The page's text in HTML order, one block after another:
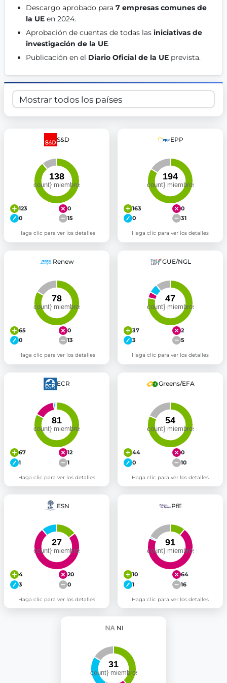
Get Involved
Become a member:Join us to advance digital democracy
Volunteer:
Contribute your skills in technology, design,
Support democracy:Help us strengthen accountability
Descargo aprobado para 7 empresas comunes de
la UE en 2024.
Aprobación de cuentas de todas las iniciativas de
investigación de la UE.
Publicación en el Diario Oficial de la UE prevista.
S&D
123
0
0
15
Haga clic para ver los detalles
EPP
163
0
0
31
Haga clic para ver los detalles
Renew
65
0
0
13
Haga clic para ver los detalles
GUE/NGL
37
2
3
5
Haga clic para ver los detalles
ECR
67
12
1
1
Haga clic para ver los detalles
Greens/EFA
44
0
0
10
Haga clic para ver los detalles
ESN
4
20
3
0
Haga clic para ver los detalles
PfE
10
64
1
16
Haga clic para ver los detalles
NI